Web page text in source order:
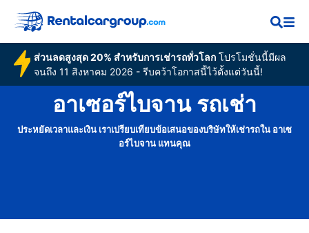
ส่วนลดสูงสุด 20% สำหรับการเช่ารถทั่วโลกโปรโมชั่นนี้มีผล
จนถึง 11 สิงหาคม 2026 - รีบคว้าโอกาสนี้ไว้ตั้งแต่วันนี้!
อาเซอร์ไบจาน รถเช่า
ประหยัดเวลาและเงิน เราเปรียบเทียบข้อเสนอของบริษัทให้เช่ารถใน อาเซ
อร์ไบจาน แทนคุณ